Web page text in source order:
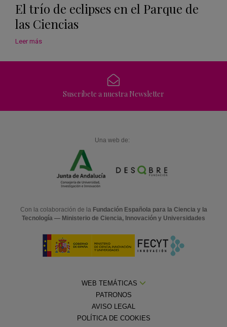
El trío de eclipses en el Parque de
las Ciencias
Leer más
Suscríbete a nuestra Newsletter
Una web de:
Con la colaboración de la Fundación Española para la Ciencia y la
Tecnología — Ministerio de Ciencia, Innovación y Universidades
WEB TEMÁTICAS
PATRONOS
AVISO LEGAL
POLÍTICA DE COOKIES